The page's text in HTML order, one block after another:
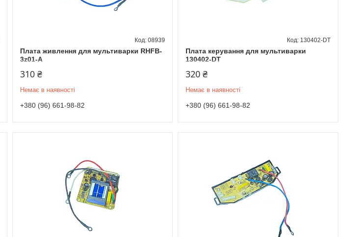
Плата живлення для мультиварки RHFB-
3z01-A
08939
310 ₴
Немає в наявності
+380 (96) 661-98-82
Плата керування для мультиварки
130402-DT
130402-DT
320 ₴
Немає в наявності
+380 (96) 661-98-82